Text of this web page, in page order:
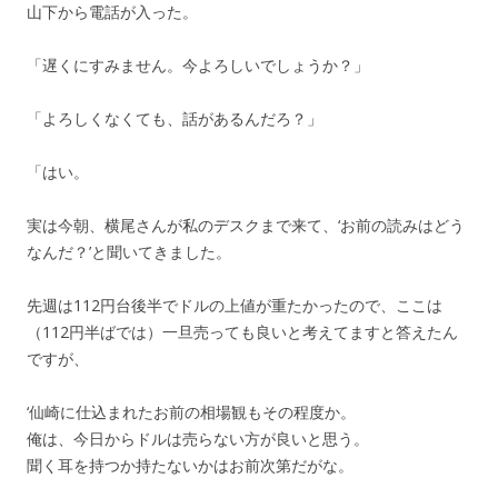
山下から電話が入った。
「遅くにすみません。今よろしいでしょうか？」
「よろしくなくても、話があるんだろ？」
「はい。
実は今朝、横尾さんが私のデスクまで来て、‘お前の読みはどう
なんだ？’と聞いてきました。
先週は112円台後半でドルの上値が重たかったので、ここは
（112円半ばでは）一旦売っても良いと考えてますと答えたん
ですが、
‘仙崎に仕込まれたお前の相場観もその程度か。
俺は、今日からドルは売らない方が良いと思う。
聞く耳を持つか持たないかはお前次第だがな。